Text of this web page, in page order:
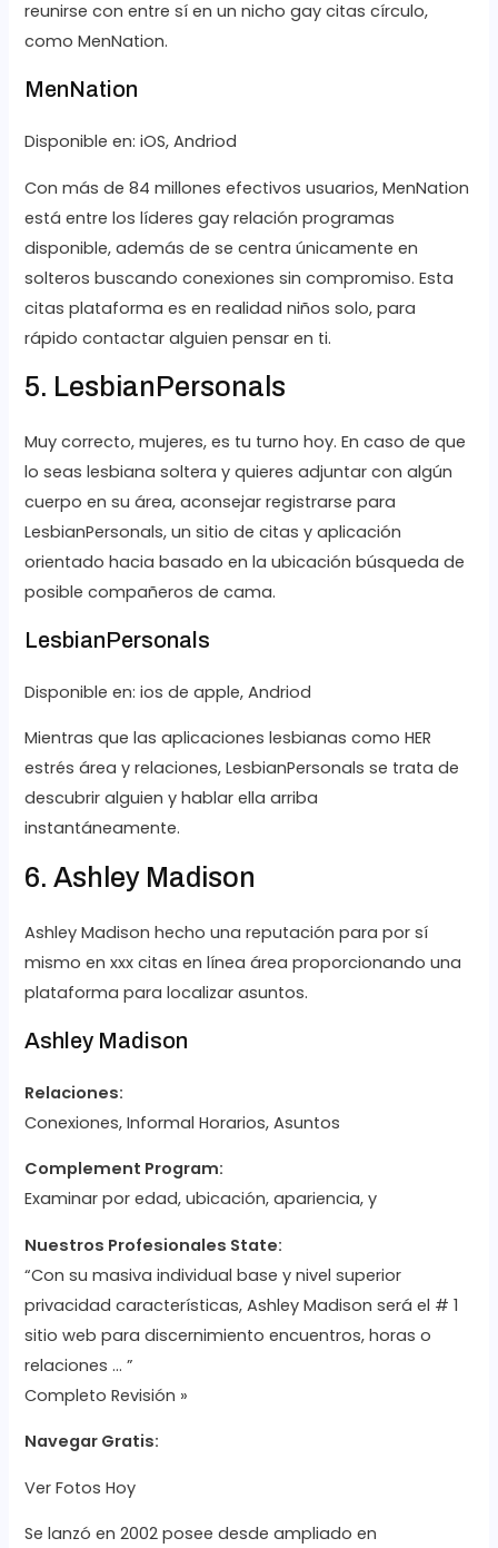
reunirse con entre sí en un nicho gay citas círculo,
como MenNation.
MenNation
Disponible en: iOS, Andriod
Con más de 84 millones efectivos usuarios, MenNation
está entre los líderes gay relación programas
disponible, además de se centra únicamente en
solteros buscando conexiones sin compromiso. Esta
citas plataforma es en realidad niños solo, para
rápido contactar alguien pensar en ti.
5. LesbianPersonals
Muy correcto, mujeres, es tu turno hoy. En caso de que
lo seas lesbiana soltera y quieres adjuntar con algún
cuerpo en su área, aconsejar registrarse para
LesbianPersonals, un sitio de citas y aplicación
orientado hacia basado en la ubicación búsqueda de
posible compañeros de cama.
LesbianPersonals
Disponible en: ios de apple, Andriod
Mientras que las aplicaciones lesbianas como HER
estrés área y relaciones, LesbianPersonals se trata de
descubrir alguien y hablar ella arriba
instantáneamente.
6. Ashley Madison
Ashley Madison hecho una reputación para por sí
mismo en xxx citas en línea área proporcionando una
plataforma para localizar asuntos.
Ashley Madison
Relaciones:
Conexiones, Informal Horarios, Asuntos
Complement Program:
Examinar por edad, ubicación, apariencia, y
Nuestros Profesionales State:
“Con su masiva individual base y nivel superior
privacidad características, Ashley Madison será el # 1
sitio web para discernimiento encuentros, horas o
relaciones … ”
Completo Revisión »
Navegar Gratis:
Ver Fotos Hoy
Se lanzó en 2002 posee desde ampliado en